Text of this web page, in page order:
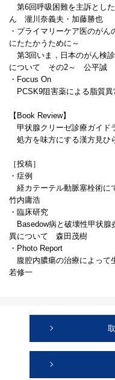
第6回呼吸困難を主訴とし
ん 瀧川奈義夫・加藤勝也
・プライマリーケア医のが
にたたかうために～
第3回いま，日本のがん検
について その2～ 公平誠
・Focus On
PCSK9阻害薬による脂質
【Book Review】
甲状腺クリーゼ診療ガイド
処方を味方にする漢方見ひ
［投稿］
・症例
経カテーテル動脈塞栓術に
竹内庸浩
・臨床研究
Basedow病と破壊性甲状腺
異について 森田茂樹
・Photo Report
腹腔内膿瘍の治療によって
若修一